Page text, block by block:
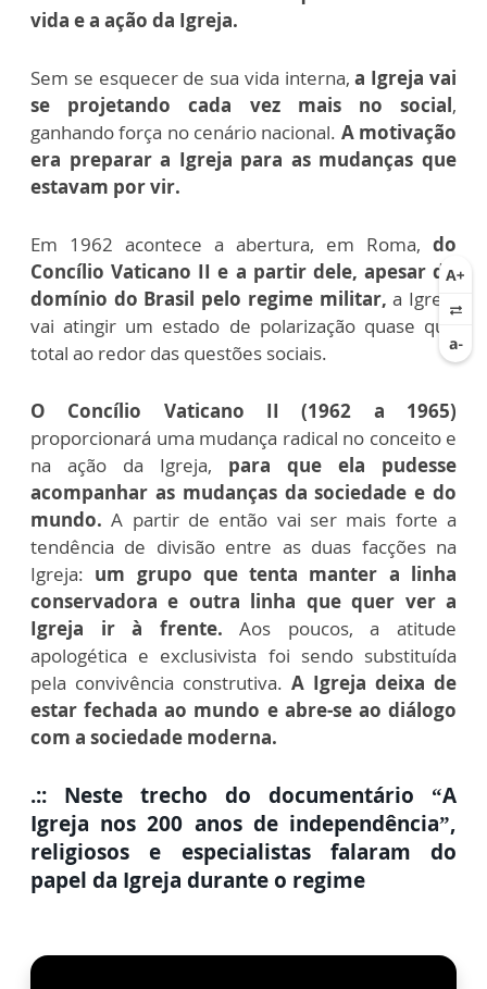
vida e a ação da Igreja.
Sem se esquecer de sua vida interna,a Igreja vai
se projetando cada vez mais no social,
ganhando força no cenário nacional. A motivação
era preparar a Igreja para as mudanças que
estavam por vir.
Em 1962 acontece a abertura, em Roma, do
Concílio Vaticano II e a partir dele, apesar do
domínio do Brasil pelo regime militar, a Igreja
vai atingir um estado de polarização quase que
total ao redor das questões sociais.
O Concílio Vaticano II (1962 a 1965)
proporcionará uma mudança radical no conceito e
na ação da Igreja, para que ela pudesse
acompanhar as mudanças da sociedade e do
mundo. A partir de então vai ser mais forte a
tendência de divisão entre as duas facções na
Igreja: um grupo que tenta manter a linha
conservadora e outra linha que quer ver a
Igreja ir à frente. Aos poucos, a atitude
apologética e exclusivista foi sendo substituída
pela convivência construtiva. A Igreja deixa de
estar fechada ao mundo e abre-se ao diálogo
com a sociedade moderna.
.:: Neste trecho do documentário “A
Igreja nos 200 anos de independência”,
religiosos e especialistas falaram do
papel da Igreja durante o regime